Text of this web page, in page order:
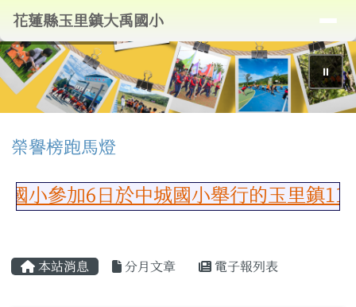
花蓮縣玉里鎮大禹國小
導覽列
花蓮縣玉里鎮大禹國小
⏸
上中區域內容
榮譽榜跑馬燈
小參加6日於中城國小舉行的玉里鎮115
本站消息 分月文章 電子報列表